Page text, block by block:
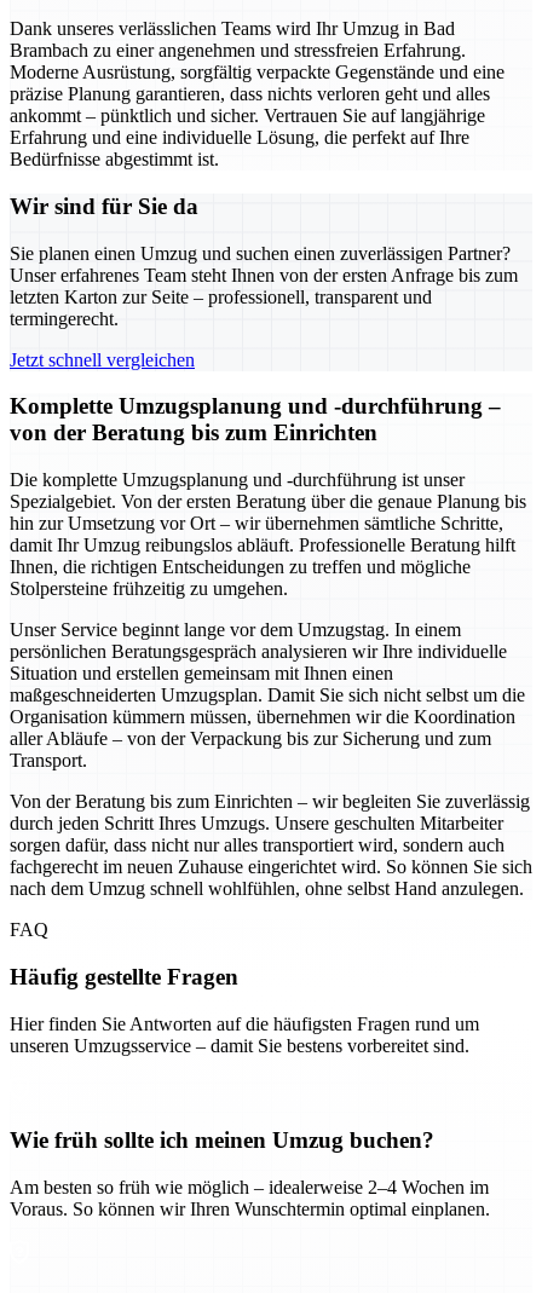
Dank unseres verlässlichen Teams wird Ihr Umzug in Bad
Brambach zu einer angenehmen und stressfreien Erfahrung.
Moderne Ausrüstung, sorgfältig verpackte Gegenstände und eine
präzise Planung garantieren, dass nichts verloren geht und alles
ankommt – pünktlich und sicher. Vertrauen Sie auf langjährige
Erfahrung und eine individuelle Lösung, die perfekt auf Ihre
Bedürfnisse abgestimmt ist.
Wir sind für Sie da
Sie planen einen Umzug und suchen einen zuverlässigen Partner?
Unser erfahrenes Team steht Ihnen von der ersten Anfrage bis zum
letzten Karton zur Seite – professionell, transparent und
termingerecht.
Jetzt schnell vergleichen
Komplette Umzugsplanung und -durchführung –
von der Beratung bis zum Einrichten
Die komplette Umzugsplanung und -durchführung ist unser
Spezialgebiet. Von der ersten Beratung über die genaue Planung bis
hin zur Umsetzung vor Ort – wir übernehmen sämtliche Schritte,
damit Ihr Umzug reibungslos abläuft. Professionelle Beratung hilft
Ihnen, die richtigen Entscheidungen zu treffen und mögliche
Stolpersteine frühzeitig zu umgehen.
Unser Service beginnt lange vor dem Umzugstag. In einem
persönlichen Beratungsgespräch analysieren wir Ihre individuelle
Situation und erstellen gemeinsam mit Ihnen einen
maßgeschneiderten Umzugsplan. Damit Sie sich nicht selbst um die
Organisation kümmern müssen, übernehmen wir die Koordination
aller Abläufe – von der Verpackung bis zur Sicherung und zum
Transport.
Von der Beratung bis zum Einrichten – wir begleiten Sie zuverlässig
durch jeden Schritt Ihres Umzugs. Unsere geschulten Mitarbeiter
sorgen dafür, dass nicht nur alles transportiert wird, sondern auch
fachgerecht im neuen Zuhause eingerichtet wird. So können Sie sich
nach dem Umzug schnell wohlfühlen, ohne selbst Hand anzulegen.
FAQ
Häufig gestellte Fragen
Hier finden Sie Antworten auf die häufigsten Fragen rund um
unseren Umzugsservice – damit Sie bestens vorbereitet sind.
Wie früh sollte ich meinen Umzug buchen?
Am besten so früh wie möglich – idealerweise 2–4 Wochen im
Voraus. So können wir Ihren Wunschtermin optimal einplanen.